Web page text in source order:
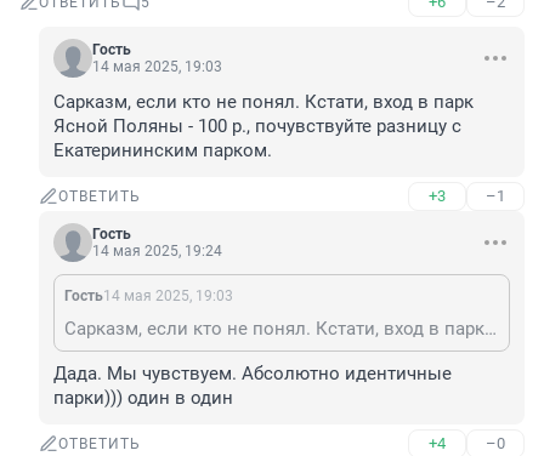
Гость
14 мая 2025, 19:03
Сарказм, если кто не понял. Кстати, вход в парк
Ясной Поляны - 100 р., почувствуйте разницу с
Екатерининским парком.
ОТВЕТИТЬ +3 –1
Гость
14 мая 2025, 19:24
Гость14 мая 2025, 19:03
Сарказм, если кто не понял. Кстати, вход в парк Ясной Поляны - 100 р., почувствуйте разницу с Екатерининским парком.
Дада. Мы чувствуем. Абсолютно идентичные
парки))) один в один
ОТВЕТИТЬ +4 –0